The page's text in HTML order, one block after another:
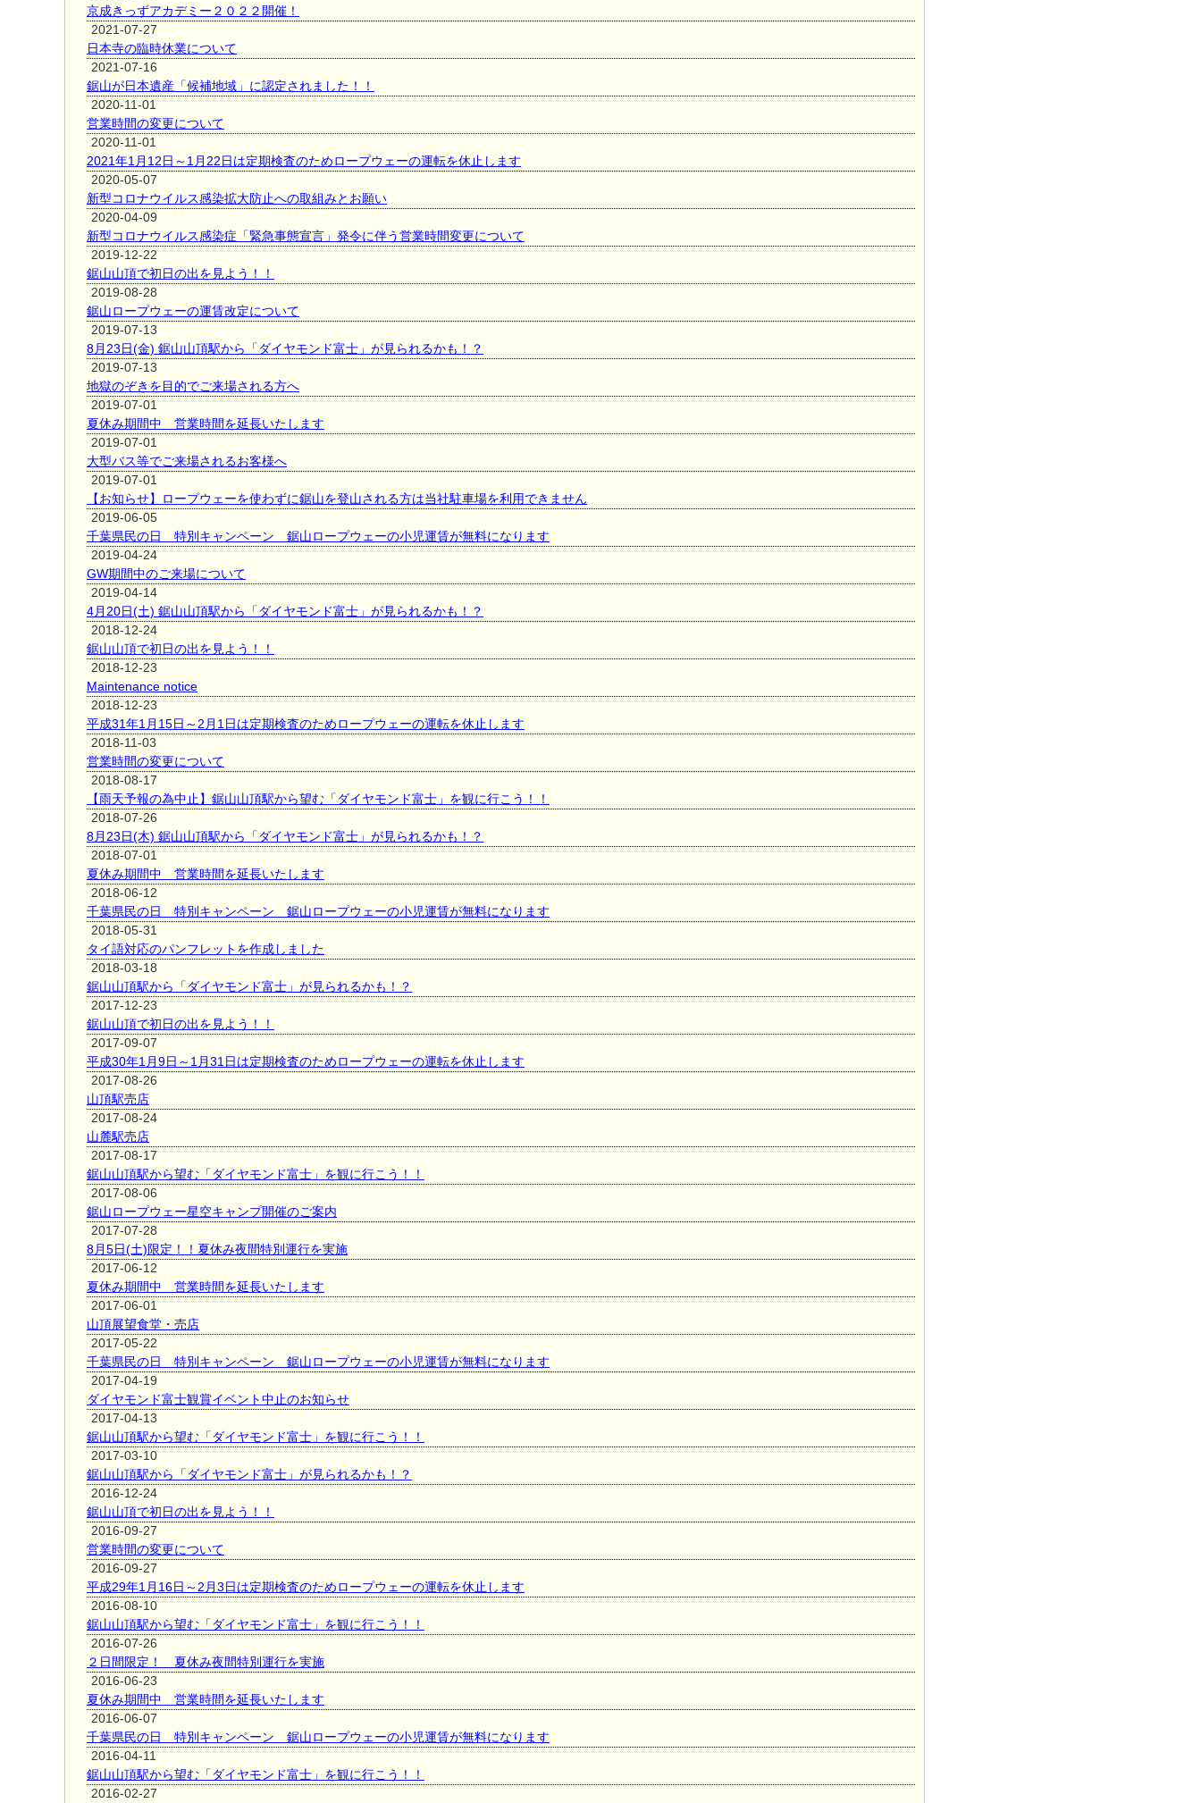
京成きっずアカデミー２０２２開催！
2021-07-27
日本寺の臨時休業について
2021-07-16
鋸山が日本遺産「候補地域」に認定されました！！
2020-11-01
営業時間の変更について
2020-11-01
2021年1月12日～1月22日は定期検査のためロープウェーの運転を休止します
2020-05-07
新型コロナウイルス感染拡大防止への取組みとお願い
2020-04-09
新型コロナウイルス感染症「緊急事態宣言」発令に伴う営業時間変更について
2019-12-22
鋸山山頂で初日の出を見よう！！
2019-08-28
鋸山ロープウェーの運賃改定について
2019-07-13
8月23日(金) 鋸山山頂駅から「ダイヤモンド富士」が見られるかも！？
2019-07-13
地獄のぞきを目的でご来場される方へ
2019-07-01
夏休み期間中 営業時間を延長いたします
2019-07-01
大型バス等でご来場されるお客様へ
2019-07-01
【お知らせ】ロープウェーを使わずに鋸山を登山される方は当社駐車場を利用できません
2019-06-05
千葉県民の日 特別キャンペーン 鋸山ロープウェーの小児運賃が無料になります
2019-04-24
GW期間中のご来場について
2019-04-14
4月20日(土) 鋸山山頂駅から「ダイヤモンド富士」が見られるかも！？
2018-12-24
鋸山山頂で初日の出を見よう！！
2018-12-23
Maintenance notice
2018-12-23
平成31年1月15日～2月1日は定期検査のためロープウェーの運転を休止します
2018-11-03
営業時間の変更について
2018-08-17
【雨天予報の為中止】鋸山山頂駅から望む「ダイヤモンド富士」を観に行こう！！
2018-07-26
8月23日(木) 鋸山山頂駅から「ダイヤモンド富士」が見られるかも！？
2018-07-01
夏休み期間中 営業時間を延長いたします
2018-06-12
千葉県民の日 特別キャンペーン 鋸山ロープウェーの小児運賃が無料になります
2018-05-31
タイ語対応のパンフレットを作成しました
2018-03-18
鋸山山頂駅から「ダイヤモンド富士」が見られるかも！？
2017-12-23
鋸山山頂で初日の出を見よう！！
2017-09-07
平成30年1月9日～1月31日は定期検査のためロープウェーの運転を休止します
2017-08-26
山頂駅売店
2017-08-24
山麓駅売店
2017-08-17
鋸山山頂駅から望む「ダイヤモンド富士」を観に行こう！！
2017-08-06
鋸山ロープウェー星空キャンプ開催のご案内
2017-07-28
8月5日(土)限定！！夏休み夜間特別運行を実施
2017-06-12
夏休み期間中 営業時間を延長いたします
2017-06-01
山頂展望食堂・売店
2017-05-22
千葉県民の日 特別キャンペーン 鋸山ロープウェーの小児運賃が無料になります
2017-04-19
ダイヤモンド富士観賞イベント中止のお知らせ
2017-04-13
鋸山山頂駅から望む「ダイヤモンド富士」を観に行こう！！
2017-03-10
鋸山山頂駅から「ダイヤモンド富士」が見られるかも！？
2016-12-24
鋸山山頂で初日の出を見よう！！
2016-09-27
営業時間の変更について
2016-09-27
平成29年1月16日～2月3日は定期検査のためロープウェーの運転を休止します
2016-08-10
鋸山山頂駅から望む「ダイヤモンド富士」を観に行こう！！
2016-07-26
２日間限定！ 夏休み夜間特別運行を実施
2016-06-23
夏休み期間中 営業時間を延長いたします
2016-06-07
千葉県民の日 特別キャンペーン 鋸山ロープウェーの小児運賃が無料になります
2016-04-11
鋸山山頂駅から望む「ダイヤモンド富士」を観に行こう！！
2016-02-27